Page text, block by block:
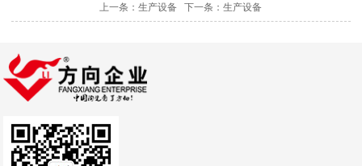
上一条：生产设备 下一条：生产设备